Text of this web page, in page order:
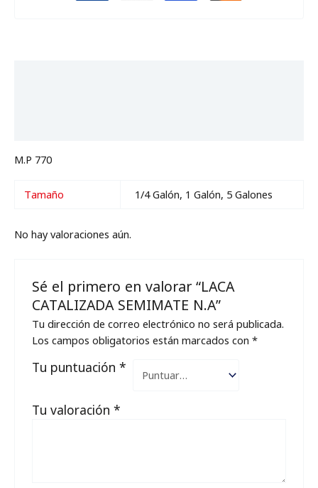
M.P 770
Tamaño 1/4 Galón, 1 Galón, 5 Galones
No hay valoraciones aún.
Sé el primero en valorar “LACA
CATALIZADA SEMIMATE N.A”
Tu dirección de correo electrónico no será publicada.
Los campos obligatorios están marcados con*
Tu puntuación*
Tu valoración*